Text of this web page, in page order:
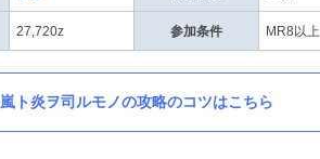
27,720z 参加条件 MR8以上
嵐ト炎ヲ司ルモノの攻略のコツはこちら